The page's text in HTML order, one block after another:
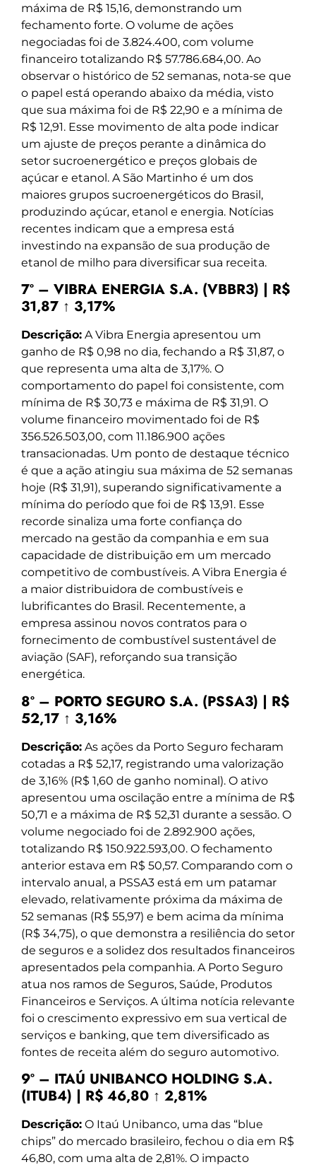
máxima de R$ 15,16, demonstrando um
fechamento forte. O volume de ações
negociadas foi de 3.824.400, com volume
financeiro totalizando R$ 57.786.684,00. Ao
observar o histórico de 52 semanas, nota-se que
o papel está operando abaixo da média, visto
que sua máxima foi de R$ 22,90 e a mínima de
R$ 12,91. Esse movimento de alta pode indicar
um ajuste de preços perante a dinâmica do
setor sucroenergético e preços globais de
açúcar e etanol. A São Martinho é um dos
maiores grupos sucroenergéticos do Brasil,
produzindo açúcar, etanol e energia. Notícias
recentes indicam que a empresa está
investindo na expansão de sua produção de
etanol de milho para diversificar sua receita.
7º – VIBRA ENERGIA S.A. (VBBR3) | R$
31,87 ↑ 3,17%
Descrição: A Vibra Energia apresentou um
ganho de R$ 0,98 no dia, fechando a R$ 31,87, o
que representa uma alta de 3,17%. O
comportamento do papel foi consistente, com
mínima de R$ 30,73 e máxima de R$ 31,91. O
volume financeiro movimentado foi de R$
356.526.503,00, com 11.186.900 ações
transacionadas. Um ponto de destaque técnico
é que a ação atingiu sua máxima de 52 semanas
hoje (R$ 31,91), superando significativamente a
mínima do período que foi de R$ 13,91. Esse
recorde sinaliza uma forte confiança do
mercado na gestão da companhia e em sua
capacidade de distribuição em um mercado
competitivo de combustíveis. A Vibra Energia é
a maior distribuidora de combustíveis e
lubrificantes do Brasil. Recentemente, a
empresa assinou novos contratos para o
fornecimento de combustível sustentável de
aviação (SAF), reforçando sua transição
energética.
8º – PORTO SEGURO S.A. (PSSA3) | R$
52,17 ↑ 3,16%
Descrição: As ações da Porto Seguro fecharam
cotadas a R$ 52,17, registrando uma valorização
de 3,16% (R$ 1,60 de ganho nominal). O ativo
apresentou uma oscilação entre a mínima de R$
50,71 e a máxima de R$ 52,31 durante a sessão. O
volume negociado foi de 2.892.900 ações,
totalizando R$ 150.922.593,00. O fechamento
anterior estava em R$ 50,57. Comparando com o
intervalo anual, a PSSA3 está em um patamar
elevado, relativamente próxima da máxima de
52 semanas (R$ 55,97) e bem acima da mínima
(R$ 34,75), o que demonstra a resiliência do setor
de seguros e a solidez dos resultados financeiros
apresentados pela companhia. A Porto Seguro
atua nos ramos de Seguros, Saúde, Produtos
Financeiros e Serviços. A última notícia relevante
foi o crescimento expressivo em sua vertical de
serviços e banking, que tem diversificado as
fontes de receita além do seguro automotivo.
9º – ITAÚ UNIBANCO HOLDING S.A.
(ITUB4) | R$ 46,80 ↑ 2,81%
Descrição: O Itaú Unibanco, uma das “blue
chips” do mercado brasileiro, fechou o dia em R$
46,80, com uma alta de 2,81%. O impacto